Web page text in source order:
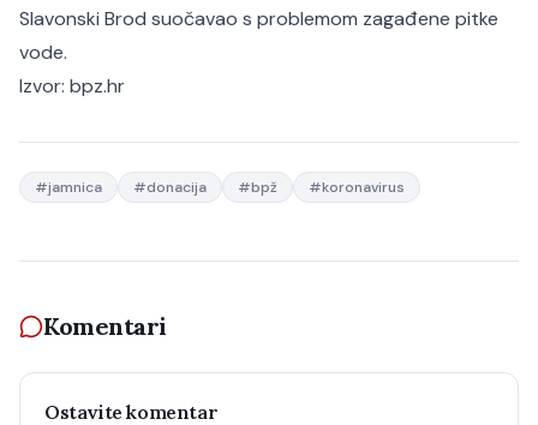
Slavonski Brod suočavao s problemom zagađene pitke
vode.
Izvor: bpz.hr
#jamnica #donacija #bpž #koronavirus
Komentari
Ostavite komentar